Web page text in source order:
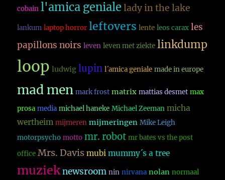
cobain l'amica geniale lady in the lake
lankum laptop horror leftovers lente leos carax les
papillons noirs leven leven met ziekte linkdump
loop ludwig lupin l´amica geniale made in europe
mad men mark frost matrix mattias desmet max
prosa media michael haneke Michael Zeeman micha
wertheim mijmeren mijmeringen Mike Leigh
motorpsycho motto mr. robot mr bates vs the post
office Mrs. Davis mubi mummy´s a tree
muzieknewsroom nin nirvana nolan normaal